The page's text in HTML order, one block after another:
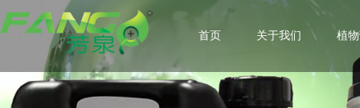
首页 关于我们 植